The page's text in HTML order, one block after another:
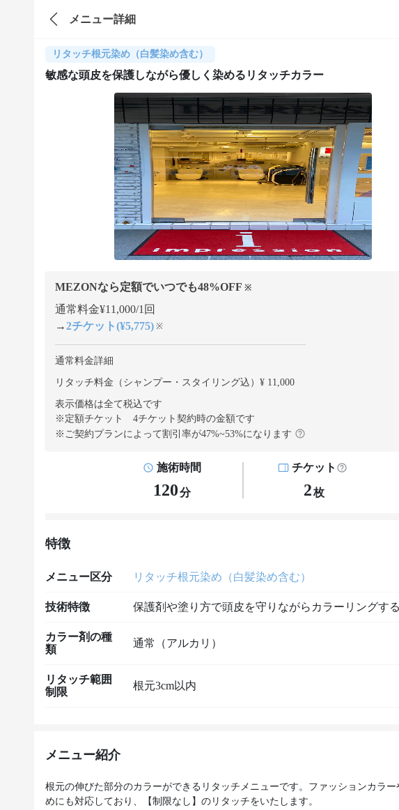
メニュー詳細
リタッチ根元染め（白髪染め含む）
敏感な頭皮を保護しながら優しく染めるリタッチカラー
MEZONなら定額でいつでも48%OFF ※
通常料金¥11,000/1回
→2チケット(¥5,775) ※
通常料金詳細
リタッチ料金（シャンプー・スタイリング込）¥ 11,000
表示価格は全て税込です
※定額チケット 4チケット契約時の金額です
※ご契約プランによって割引率が47%~53%になります
施術時間
120分
チケット
2枚
特徴
メニュー区分 リタッチ根元染め（白髪染め含む）
技術特徴 保護剤や塗り方で頭皮を守りながらカラーリングす
カラー剤の種
類
通常（アルカリ）
リタッチ範囲
制限
根元3cm以内
メニュー紹介
根元の伸びた部分のカラーができるリタッチメニューです。ファッションカラー
めにも対応しており、【制限なし】のリタッチをいたします。